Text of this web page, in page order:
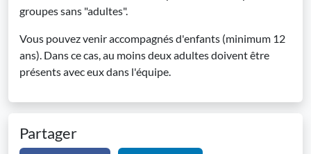
groupes sans "adultes".
Vous pouvez venir accompagnés d'enfants (minimum 12
ans). Dans ce cas, au moins deux adultes doivent être
présents avec eux dans l'équipe.
Partager